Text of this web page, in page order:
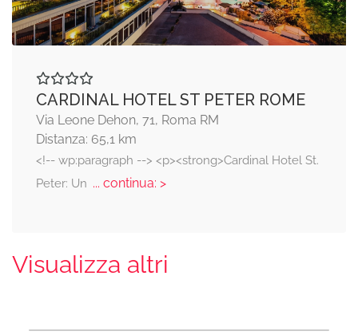
CARDINAL HOTEL ST PETER ROME
Via Leone Dehon, 71, Roma RM
Distanza: 65,1 km
<!-- wp:paragraph --> <p><strong>Cardinal Hotel St.
Peter: Un ... continua: >
Visualizza altri